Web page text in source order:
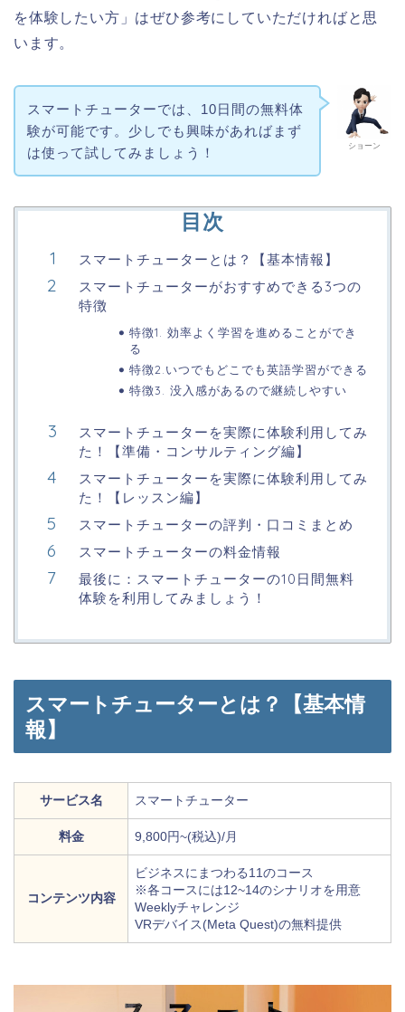
を体験したい方」はぜひ参考にしていただければと思
います。
ショーン
スマートチューターでは、10日間の無料体
験が可能です。少しでも興味があればまず
は使って試してみましょう！
目次
スマートチューターとは？【基本情報】
スマートチューターがおすすめできる3つの
特徴
特徴1. 効率よく学習を進めることができ
る
特徴2.いつでもどこでも英語学習ができる
特徴3. 没入感があるので継続しやすい
スマートチューターを実際に体験利用してみ
た！【準備・コンサルティング編】
スマートチューターを実際に体験利用してみ
た！【レッスン編】
スマートチューターの評判・口コミまとめ
スマートチューターの料金情報
最後に：スマートチューターの10日間無料
体験を利用してみましょう！
スマートチューターとは？【基本情
報】
サービス名 スマートチューター
料金 9,800円~(税込)/月
コンテンツ内容
ビジネスにまつわる11のコース
※各コースには12~14のシナリオを用意
Weeklyチャレンジ
VRデバイス(Meta Quest)の無料提供